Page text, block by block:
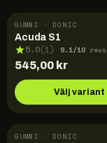
GUMMI · DONIC
Acuda S1
5.0(1) · 9.1/10
545,00 kr
Välj variant
GUMMI · DONIC